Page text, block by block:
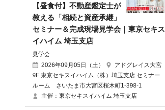
【昼食付】不動産鑑定士が
教える「相続と資産承継」
セミナー＆完成現場見学会｜東京セキス
イハイム 埼玉支店
見学会
2026年09月05日（土）
アドグレイス大宮
9F 東京セキスイハイム（株）埼玉支店 セミナー
ルーム さいたま市大宮区桜木町1-398-1
主催：東京セキスイハイム 埼玉支店